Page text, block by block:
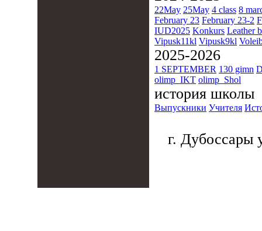
22May 25May 4 class 8
February 23 February 23-2
IUD2025 Konkurs Leather
Vipusk11kl Vipusk9kl
2025-2026
1 SEPTEMBER 130 gimn
olimp_IKT olimp_Shol
история школы
Выпускники Учителя
г. Дубоссары